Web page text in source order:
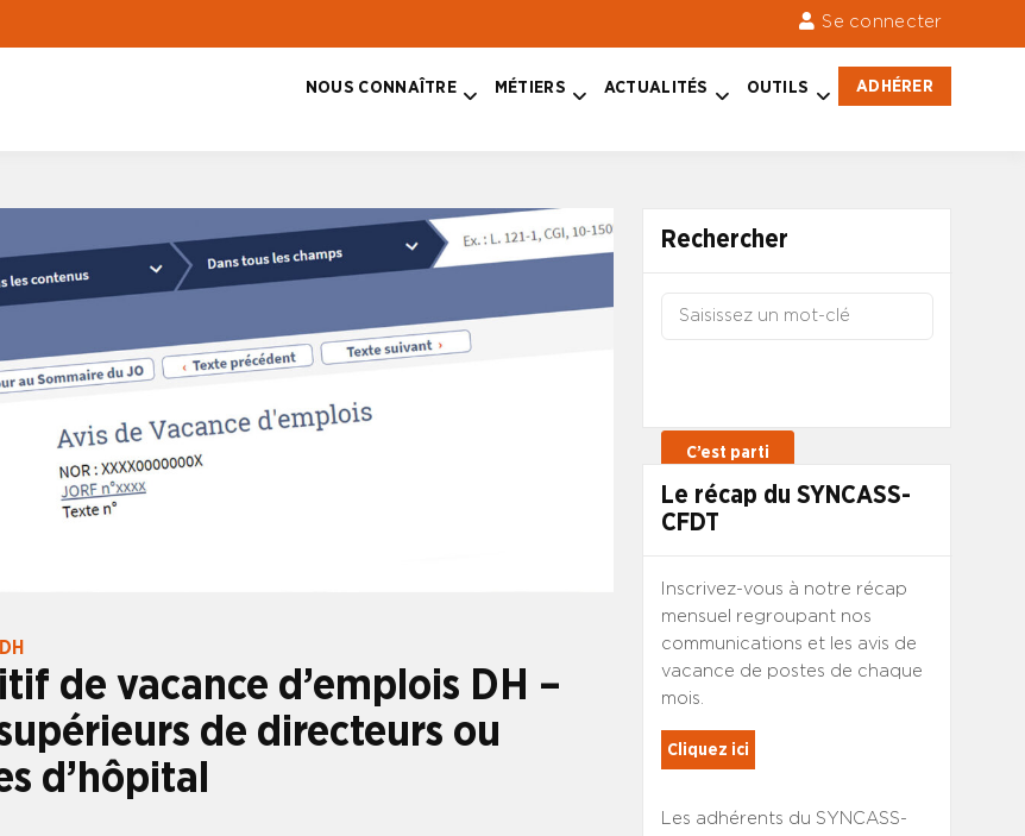
Se connecter
NOUS CONNAÎTRE MÉTIERS ACTUALITÉS OUTILS ADHÉRER
de vacance d’emplois DH –
de directeurs ou
d’hôpital
Rechercher
Le récap du SYNCASS-
CFDT
Inscrivez-vous à notre récap
mensuel regroupant nos
communications et les avis de
vacance de postes de chaque
mois.
Cliquez ici
Les adhérents du SYNCASS-